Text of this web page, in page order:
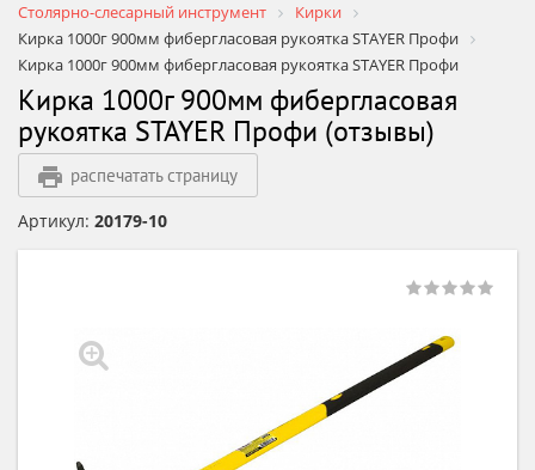
Столярно-слесарный инструмент
Кирки
Кирка 1000г 900мм фибергласовая рукоятка STAYER Профи
Кирка 1000г 900мм фибергласовая рукоятка STAYER Профи
Кирка 1000г 900мм фибергласовая
рукоятка STAYER Профи (отзывы)
распечатать страницу
Артикул: 20179-10